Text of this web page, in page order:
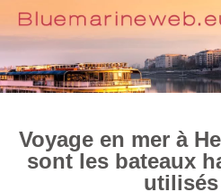
Voyage en mer à
sont les bateaux